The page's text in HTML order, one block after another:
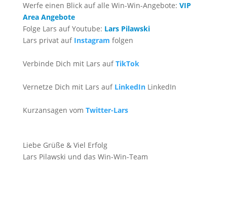
Werfe einen Blick auf alle Win-Win-Angebote: VIP
Area Angebote
Folge Lars auf Youtube: Lars Pilawski
Lars privat auf Instagram folgen
Verbinde Dich mit Lars aufTikTok
Vernetze Dich mit Lars auf LinkedInLinkedIn
Kurzansagen vom Twitter-Lars
Liebe Grüße & Viel Erfolg
Lars Pilawski und das Win-Win-Team